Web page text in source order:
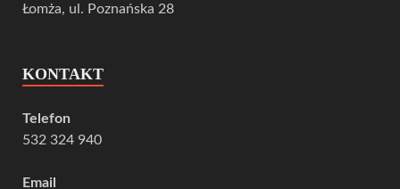
Łomża, ul. Poznańska 28
KONTAKT
Telefon
532 324 940
Email